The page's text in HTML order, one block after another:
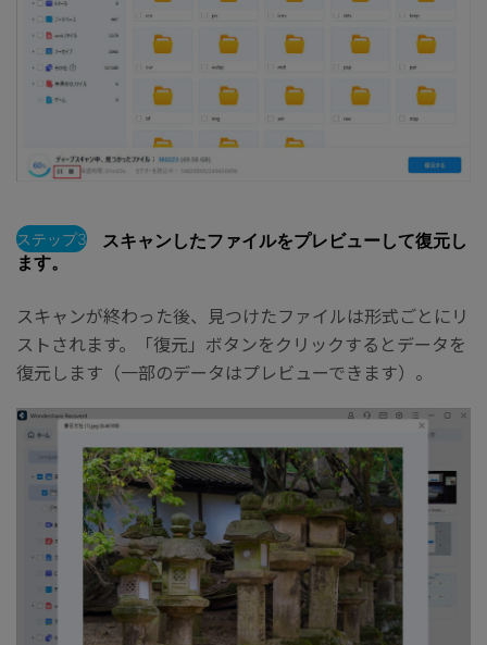
ステップ3
スキャンしたファイルをプレビューして復元し
ます。
スキャンが終わった後、見つけたファイルは形式ごとにリ
ストされます。「復元」ボタンをクリックするとデータを
復元します（一部のデータはプレビューできます）。